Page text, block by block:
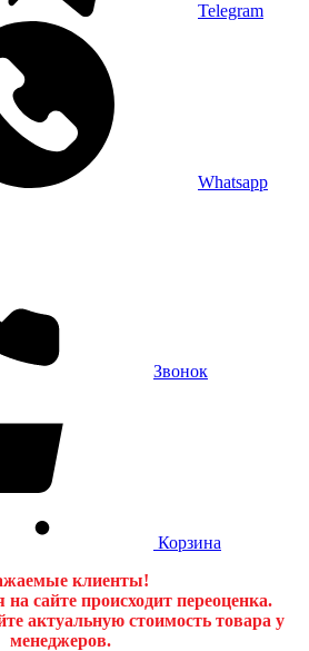
Telegram
Whatsapp
Звонок
Корзина
клиенты!
сайте происходит переоценка.
актуальную стоимость товара у
менеджеров.